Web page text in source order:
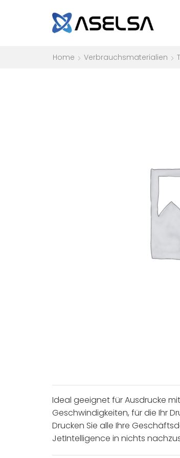
Home Verbrauchsmaterialien
Ideal geeignet für Ausdrucke
Geschwindigkeiten, für die Ihr
Drucken Sie alle Ihre
JetIntelligence in nichts